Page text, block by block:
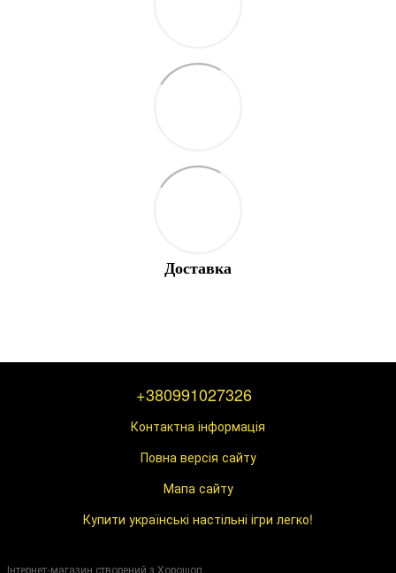
Доставка
+380991027326
Контактна інформація
Повна версія сайту
Мапа сайту
Купити українські настільні ігри легко!
Інтернет-магазин створений з Хорошоп